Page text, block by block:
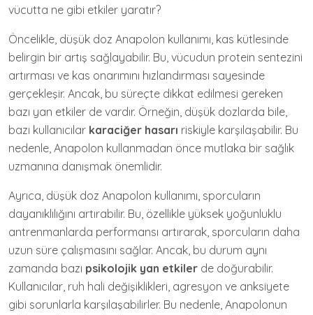
vücutta ne gibi etkiler yaratır?
Öncelikle, düşük doz Anapolon kullanımı, kas kütlesinde
belirgin bir artış sağlayabilir. Bu, vücudun protein sentezini
artırması ve kas onarımını hızlandırması sayesinde
gerçekleşir. Ancak, bu süreçte dikkat edilmesi gereken
bazı yan etkiler de vardır. Örneğin, düşük dozlarda bile,
bazı kullanıcılar karaciğer hasarı riskiyle karşılaşabilir. Bu
nedenle, Anapolon kullanmadan önce mutlaka bir sağlık
uzmanına danışmak önemlidir.
Ayrıca, düşük doz Anapolon kullanımı, sporcuların
dayanıklılığını artırabilir. Bu, özellikle yüksek yoğunluklu
antrenmanlarda performansı artırarak, sporcuların daha
uzun süre çalışmasını sağlar. Ancak, bu durum aynı
zamanda bazı psikolojik yan etkiler de doğurabilir.
Kullanıcılar, ruh hali değişiklikleri, agresyon ve anksiyete
gibi sorunlarla karşılaşabilirler. Bu nedenle, Anapolonun